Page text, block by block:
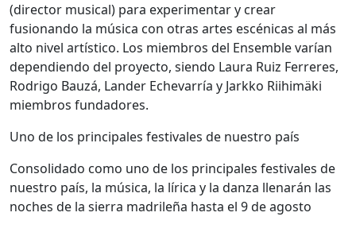
(director musical) para experimentar y crear
fusionando la música con otras artes escénicas al más
alto nivel artístico. Los miembros del Ensemble varían
dependiendo del proyecto, siendo Laura Ruiz Ferreres,
Rodrigo Bauzá, Lander Echevarría y Jarkko Riihimäki
miembros fundadores.
Uno de los principales festivales de nuestro país
Consolidado como uno de los principales festivales de
nuestro país, la música, la lírica y la danza llenarán las
noches de la sierra madrileña hasta el 9 de agosto